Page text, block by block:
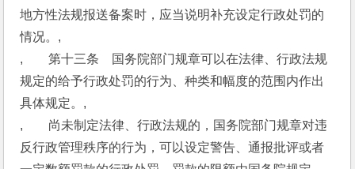
地方性法规报送备案时，应当说明补充设定行政处罚的
情况。,
,　　第十三条　国务院部门规章可以在法律、行政法规
规定的给予行政处罚的行为、种类和幅度的范围内作出
具体规定。,
,　　尚未制定法律、行政法规的，国务院部门规章对违
反行政管理秩序的行为，可以设定警告、通报批评或者